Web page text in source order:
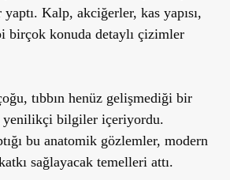
Kalp, akciğerler, kas yapısı,
birçok konuda detaylı çizimler
tıbbın henüz gelişmediği bir
yenilikçi bilgiler içeriyordu.
bu anatomik gözlemler, modern
sağlayacak temelleri attı.